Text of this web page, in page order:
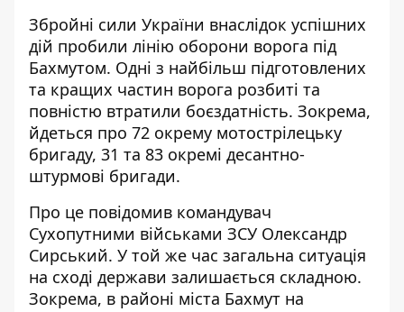
Збройні сили України внаслідок успішних
дій пробили лінію оборони ворога під
Бахмутом. Одні з найбільш підготовлених
та кращих частин ворога розбиті та
повністю втратили боєздатність. Зокрема,
йдеться про 72 окрему мотострілецьку
бригаду, 31 та 83 окремі десантно-
штурмові бригади.
Про це повідомив командувач
Сухопутними військами ЗСУ Олександр
Сирський. У той же час загальна ситуація
на сході держави залишається складною.
Зокрема, в районі міста Бахмут на